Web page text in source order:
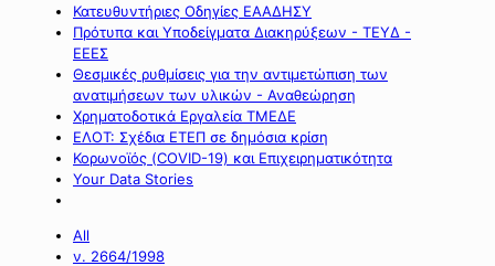
Κατευθυντήριες Οδηγίες ΕΑΑΔΗΣΥ
Πρότυπα και Υποδείγματα Διακηρύξεων - ΤΕΥΔ -
ΕΕΕΣ
Θεσμικές ρυθμίσεις για την αντιμετώπιση των
ανατιμήσεων των υλικών - Αναθεώρηση
Χρηματοδοτικά Εργαλεία ΤΜΕΔΕ
ΕΛΟΤ: Σχέδια ΕΤΕΠ σε δημόσια κρίση
Κορωνοϊός (COVID-19) και Επιχειρηματικότητα
Your Data Stories
All
ν. 2664/1998